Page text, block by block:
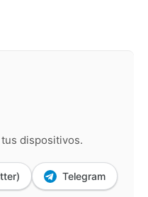
dispositivos.
Telegram